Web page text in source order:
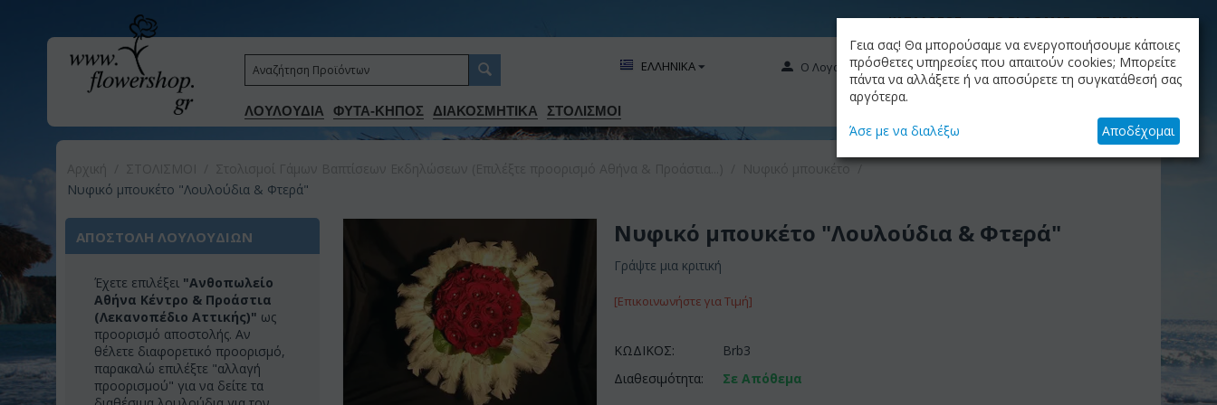
ΚΑΤΑΛΟΓΟΣ ΤΟ BLOG ΜΑΣ ΕΤΑΙΡΙΑ
ΛΟΥΛΟΥΔΙΑ ΦΥΤΑ-ΚΗΠΟΣ ΔΙΑΚΟΣΜΗΤΙΚA ΣΤΟΛΙΣΜΟΙ
Ο Λογαριασμός μου
ΕΛΛΗΝΙΚΑ
+30.210.9319884
ΚΑΛΆΘΙ
Το καλάθι είναι άδειο
Νυφικό μπουκέτο
Νυφικό μπουκέτο "Λουλούδια & Φτερά"
ΑΠΟΣΤΟΛΗ ΛΟΥΛΟΥΔΙΩΝ
Έχετε επιλέξει "Ανθοπωλείο
Αθήνα Κέντρο & Προάστια
(Λεκανοπέδιο Αττικής)" ως
προορισμό αποστολής. Αν
θέλετε διαφορετικό προορισμό,
παρακαλώ επιλέξτε "αλλαγή
προορισμού" για να δείτε τα
Νυφικό μπουκέτο "Λουλούδια & Φτερά"
Γράψτε μια κριτική
[Επικοινωνήστε για Τιμή]
ΚΩΔΙΚΟΣ:
Brb3
Διαθεσιμότητα:
Σε Απόθεμα
Γεια σας! Θα μπορούσαμε να ενεργοποιήσουμε κάποιες
πρόσθετες υπηρεσίες που απαιτούν cookies; Μπορείτε
πάντα να αλλάξετε ή να αποσύρετε τη συγκατάθεσή σας
αργότερα.
Άσε με να διαλέξω Αποδέχομαι